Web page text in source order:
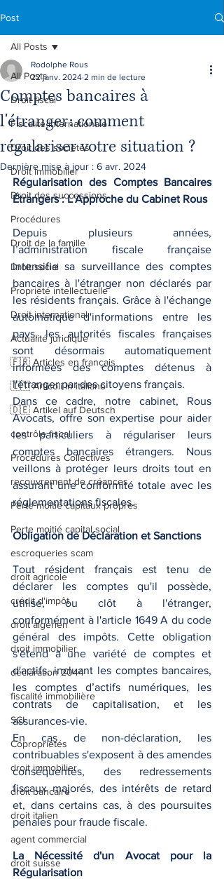
Post
All Posts
Droit fiscal
Fiscalité internationale
Droit des sociétés
Droit immobilier
Droit des successions
Procédures
Droit de la famille
Droit social
Propriété intellectuelle
Droit international
Actualité juridique
🇫🇷 Articles en français
🇮🇹 Articoli in italiano
🇩🇪 Artikel auf Deutsch
contrôle fiscal
Procédures Collectives
recouvrement de créances
Perte moitié capitaux propres
Perte moitié capital social
escroqueries scam
droit agricole
crédit d'impôt
droit algérien
droit immobilier
déclaration 2044
fiscalité immobilière
SCI
Copropriétés
droit immobilier
droit bancaire
droit italien
agent commercial
droit suisse
All Posts
Comptes bancaires à
l'étranger: comment
régulariser votre situation ?
Rodolphe Rous
22 janv. 2024 2 min de lecture
Dernière mise à jour : 6 avr. 2024
Régularisation des Comptes Bancaires
Étrangers : L'Approche du Cabinet Rous
Depuis plusieurs années,
l’administration fiscale française
intensifie sa surveillance des comptes
bancaires à l'étranger non déclarés par
les résidents français. Grâce à l'échange
automatique d'informations entre les
pays, les autorités fiscales françaises
sont désormais automatiquement
informées des comptes détenus à
l'étranger par des citoyens français.
Dans ce cadre, notre cabinet, Rous
Avocats, offre son expertise pour aider
les particuliers à régulariser leurs
comptes bancaires étrangers. Nous
veillons à protéger leurs droits tout en
assurant une conformité totale avec les
réglementations fiscales.
Obligation de Déclaration et Sanctions
Tout résident français est tenu de
déclarer les comptes qu'il possède,
utilise, ou clôt à l'étranger,
conformément à l'article 1649 A du code
général des impôts. Cette obligation
s'étend à une variété de comptes et
d'actifs, incluant les comptes bancaires,
les comptes d’actifs numériques, les
contrats de capitalisation, et les
assurances-vie.
En cas de non-déclaration, les
contribuables s'exposent à des amendes
conséquentes, des redressements
fiscaux majorés, des intérêts de retard
et, dans certains cas, à des poursuites
pénales pour fraude fiscale.
La Nécessité d'un Avocat pour la
Régularisation